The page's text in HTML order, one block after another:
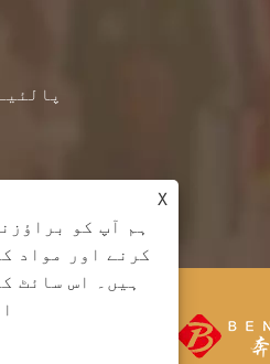
X
ہم آپ کو
کرنے اور مواد
ہیں۔ اس سائٹ